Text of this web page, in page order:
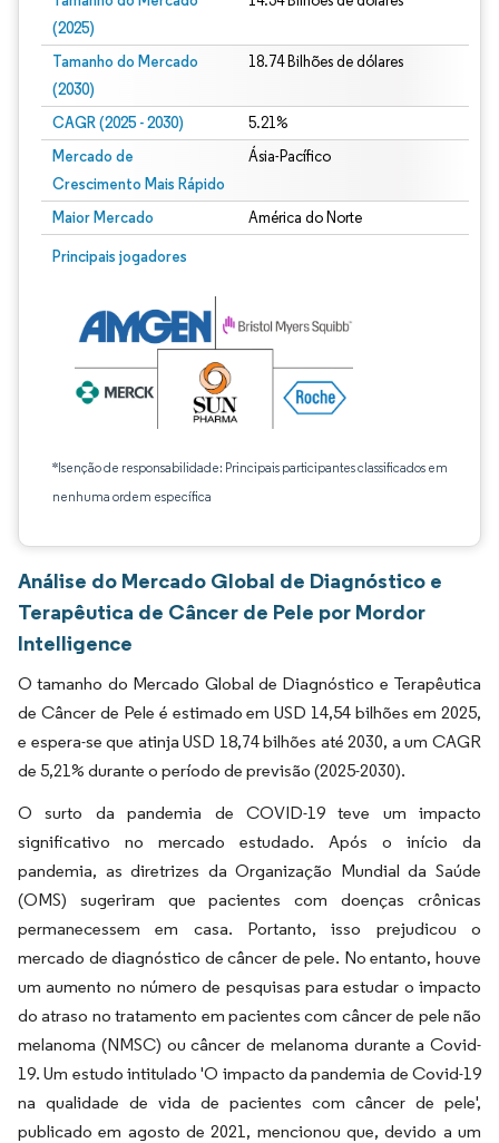
(2025)
Tamanho do Mercado
(2030)
18.74 Bilhões de dólares
CAGR (2025 - 2030) 5.21%
Mercado de
Crescimento Mais Rápido
Ásia-Pacífico
Maior Mercado América do Norte
Principais jogadores
*Isenção de responsabilidade: Principais participantes classificados em
nenhuma ordem específica
Análise do Mercado Global de Diagnóstico e
Terapêutica de Câncer de Pele por Mordor
Intelligence
O tamanho do Mercado Global de Diagnóstico e Terapêutica
de Câncer de Pele é estimado em USD 14,54 bilhões em 2025,
e espera-se que atinja USD 18,74 bilhões até 2030, a um CAGR
de 5,21% durante o período de previsão (2025-2030).
O surto da pandemia de COVID-19 teve um impacto
significativo no mercado estudado. Após o início da
pandemia, as diretrizes da Organização Mundial da Saúde
(OMS) sugeriram que pacientes com doenças crônicas
permanecessem em casa. Portanto, isso prejudicou o
mercado de diagnóstico de câncer de pele. No entanto, houve
um aumento no número de pesquisas para estudar o impacto
do atraso no tratamento em pacientes com câncer de pele não
melanoma (NMSC) ou câncer de melanoma durante a Covid-
19. Um estudo intitulado 'O impacto da pandemia de Covid-19
na qualidade de vida de pacientes com câncer de pele',
publicado em agosto de 2021, mencionou que, devido a um